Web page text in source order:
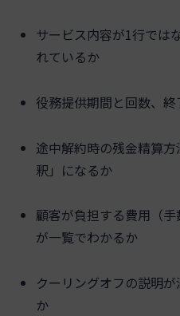
サービス内容が1行では
れているか
役務提供期間と回数、
途中解約時の残金精算
釈」になるか
顧客が負担する費用（手
が一覧でわかるか
クーリングオフの説明
か